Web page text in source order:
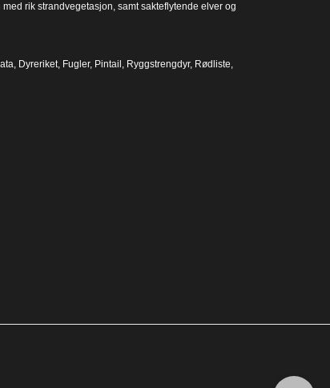
rik strandvegetasjon, samt sakteflytende elver og
Dyreriket, Fugler, Pintail Ryggstrengdyr, Rødliste